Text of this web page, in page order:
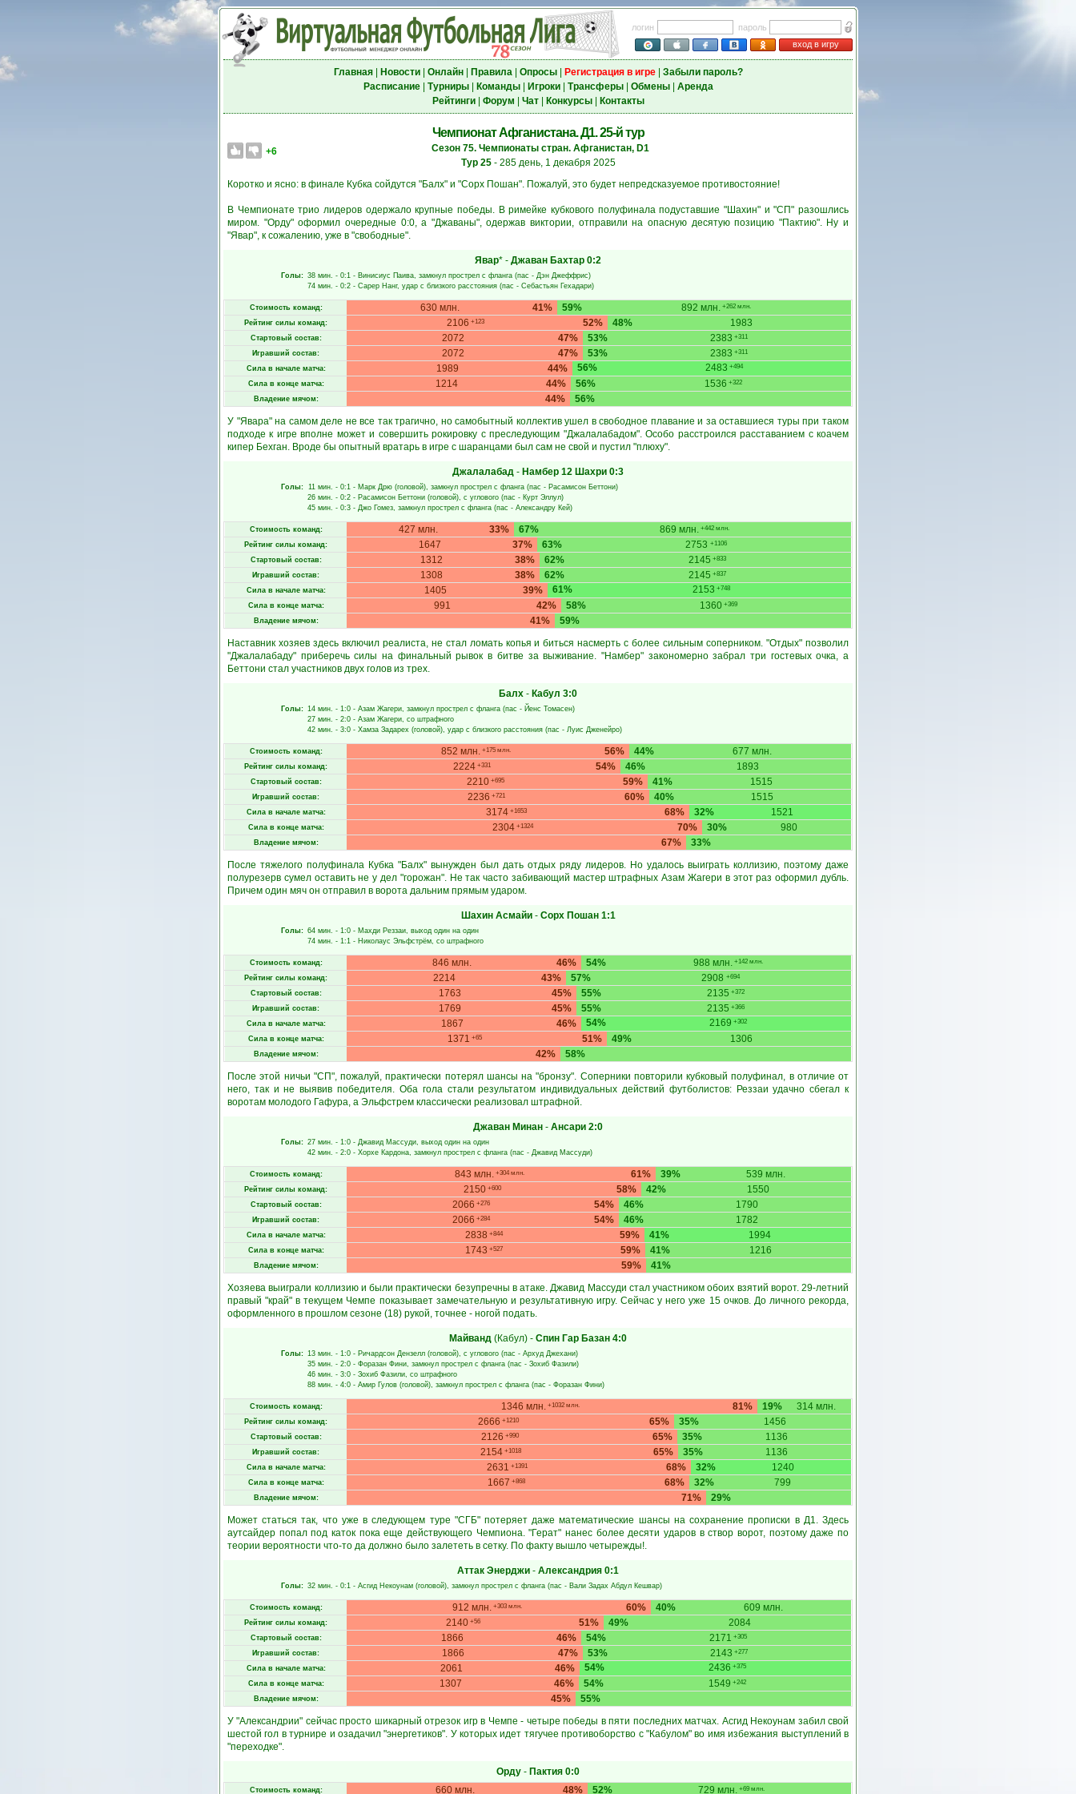
логин
пароль
вход в игру
Главная| Новости| Онлайн| Правила| Опросы| Регистрация в игре| Забыли пароль?
Расписание| Турниры| Команды| Игроки| Трансферы| Обмены| Аренда
Рейтинги| Форум Чат| Конкурсы| Контакты
Чемпионат Афганистана. Д1. 25-й тур
+6
Сезон 75. Чемпионаты стран. Афганистан, D1
Тур 25- 285 день, 1 декабря 2025
Коротко и ясно: в финале Кубка сойдутся "Балх" и "Сорх Пошан". Пожалуй, это будет непредсказуемое противостояние!
В Чемпионате трио лидеров одержало крупные победы. В римейке кубкового полуфинала подуставшие "Шахин" и "СП" разошлись
миром. "Орду" оформил очередные 0:0, а "Джаваны", одержав виктории, отправили на опасную десятую позицию "Пактию". Ну и
"Явар", к сожалению, уже в "свободные".
Явар* - Джаван Бахтар 0:2
Голы: 38 мин. - 0:1 - Винисиус Паива, замкнул прострел с фланга (пас - Дэн Джеффрис)
74 мин. - 0:2 - Сарер Нанг, удар с близкого расстояния (пас - Себастьян Гехадари)
Стоимость команд: 41%
630 млн. 59% 892 млн. +262 млн.
Рейтинг силы команд: 52%
2106 +123 48% 1983
Стартовый состав: 47%
2072 53% 2383 +311
Игравший состав: 47%
2072 53% 2383 +311
Сила в начале матча: 44%
1989 56% 2483 +494
Сила в конце матча: 44%
1214 56% 1536 +322
Владение мячом: 44%
56%
У "Явара" на самом деле не все так трагично, но самобытный коллектив ушел в свободное плавание и за оставшиеся туры при таком
подходе к игре вполне может и совершить рокировку с преследующим "Джалалабадом". Особо расстроился расставанием с коачем
кипер Бехган. Вроде бы опытный вратарь в игре с шаранцами был сам не свой и пустил "плюху".
Джалалабад - Намбер 12 Шахри 0:3
Голы: 11 мин. - 0:1 - Марк Дрю (головой), замкнул прострел с фланга (пас - Расамисон Беттони)
26 мин. - 0:2 - Расамисон Беттони (головой), с углового (пас - Курт Эллул)
45 мин. - 0:3 - Джо Гомез, замкнул прострел с фланга (пас - Александру Кей)
Стоимость команд: 33%
427 млн. 67% 869 млн. +442 млн.
Рейтинг силы команд: 37%
1647 63% 2753 +1106
Стартовый состав: 38%
1312 62% 2145 +833
Игравший состав: 38%
1308 62% 2145 +837
Сила в начале матча: 39%
1405 61% 2153 +748
Сила в конце матча: 42%
991 58% 1360+369
Владение мячом: 41%
59%
Наставник хозяев здесь включил реалиста, не стал ломать копья и биться насмерть с более сильным соперником. "Отдых" позволил
"Джалалабаду" приберечь силы на финальный рывок в битве за выживание. "Намбер" закономерно забрал три гостевых очка, а
Беттони стал участников двух голов из трех.
Балх - Кабул 3:0
Голы: 14 мин. - 1:0 - Азам Жагери, замкнул прострел с фланга (пас - Йенс Томасен)
27 мин. - 2:0 - Азам Жагери, со штрафного
42 мин. - 3:0 - Хамза Задарех (головой), удар с близкого расстояния (пас - Луис Дженейро)
Стоимость команд: 56%
852 млн. +175 млн. 44% 677 млн.
Рейтинг силы команд: 54%
2224 +331 46% 1893
Стартовый состав: 59%
2210+695 41% 1515
Игравший состав: 60%
2236 +721 40% 1515
Сила в начале матча: 68%
3174 +1653 32% 1521
Сила в конце матча: 70%
2304 +1324 30% 980
Владение мячом: 67%
33%
После тяжелого полуфинала Кубка "Балх" вынужден был дать отдых ряду лидеров. Но удалось выиграть коллизию, поэтому даже
полурезерв сумел оставить не у дел "горожан". Не так часто забивающий мастер штрафных Азам Жагери в этот раз оформил дубль.
Причем один мяч он отправил в ворота дальним прямым ударом.
Шахин Асмайи- Сорх Пошан 1:1
Голы: 64 мин. - 1:0 - Махди Реззаи, выход один на один
74 мин. - 1:1 - Николаус Эльфстрём, со штрафного
Стоимость команд: 46%
846 млн. 54% 988 млн. +142 млн.
Рейтинг силы команд: 43%
2214 57% 2908 +694
Стартовый состав: 45%
1763 55% 2135 +372
Игравший состав: 45%
1769 55% 2135 +366
Сила в начале матча: 46%
1867 54% 2169 +302
Сила в конце матча: 51%
1371 +65 49% 1306
Владение мячом: 42%
58%
После этой ничьи "СП", пожалуй, практически потерял шансы на "бронзу". Соперники повторили кубковый полуфинал, в отличие от
него, так и не выявив победителя. Оба гола стали результатом индивидуальных действий футболистов: Реззаи удачно сбегал к
воротам молодого Гафура, а Эльфстрем классически реализовал штрафной.
Джаван Минан - Ансари 2:0
Голы: 27 мин. - 1:0 - Джавид Массуди, выход один на один
42 мин. - 2:0 - Хорхе Кардона, замкнул прострел с фланга (пас - Джавид Массуди)
Стоимость команд: 61%
843 млн. +304 млн. 39% 539 млн.
Рейтинг силы команд: 58%
2150+600 42% 1550
Стартовый состав: 54%
2066 +276 46% 1790
Игравший состав: 54%
2066 +284 46% 1782
Сила в начале матча: 59%
2838 +844 41% 1994
Сила в конце матча: 59%
1743 +527 41% 1216
Владение мячом: 59%
41%
Хозяева выиграли коллизию и были практически безупречны в атаке. Джавид Массуди стал участником обоих взятий ворот. 29-летний
правый "край" в текущем Чемпе показывает замечательную и результативную игру. Сейчас у него уже 15 очков. До личного рекорда,
оформленного в прошлом сезоне (18) рукой, точнее - ногой подать.
Майванд (Кабул) - Спин Гар Базан 4:0
Голы: 13 мин. - 1:0 - Ричардсон Дензелл (головой), с углового (пас - Архуд Джехани)
35 мин. - 2:0 - Форазан Фини, замкнул прострел с фланга (пас - Зохиб Фазили)
46 мин. - 3:0 - Зохиб Фазили, со штрафного
88 мин. - 4:0 - Амир Гулов (головой), замкнул прострел с фланга (пас - Форазан Фини)
Стоимость команд: 81%
1346 млн. +1032 млн. 19% 314 млн.
Рейтинг силы команд: 65%
2666 +1210 35% 1456
Стартовый состав: 65%
2126 +990 35% 1136
Игравший состав: 65%
2154 +1018 35% 1136
Сила в начале матча: 68%
2631 +1391 32% 1240
Сила в конце матча: 68%
1667 +868 32% 799
Владение мячом: 71%
29%
Может статься так, что уже в следующем туре "СГБ" потеряет даже математические шансы на сохранение прописки в Д1. Здесь
аутсайдер попал под каток пока еще действующего Чемпиона. "Герат" нанес более десяти ударов в створ ворот, поэтому даже по
теории вероятности что-то да должно было залететь в сетку. По факту вышло четырежды!.
Аттак Энерджи - Александрия 0:1
Голы: 32 мин. - 0:1 - Асгид Некоунам (головой), замкнул прострел с фланга (пас - Вали Задах Абдул Кешвар)
Стоимость команд: 60%
912 млн. +303 млн. 40% 609 млн.
Рейтинг силы команд: 51%
2140 +56 49% 2084
Стартовый состав: 46%
1866 54% 2171 +305
Игравший состав: 47%
1866 53% 2143 +277
Сила в начале матча: 46%
2061 54% 2436 +375
Сила в конце матча: 46%
1307 54% 1549 +242
Владение мячом: 45%
55%
У "Александрии" сейчас просто шикарный отрезок игр в Чемпе - четыре победы в пяти последних матчах. Асгид Некоунам забил свой
шестой гол в турнире и озадачил "энергетиков". У которых идет тягучее противоборство с "Кабулом" во имя избежания выступлений в
"переходке".
Орду - Пактия 0:0
Стоимость команд: 48%
660 млн. 52% 729 млн. +69 млн.